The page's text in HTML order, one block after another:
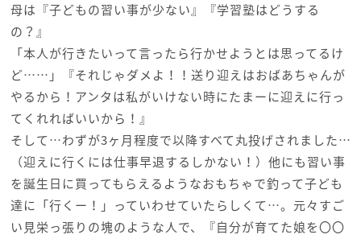
母は『子どもの習い事が少ない』『学習塾はどうする
の？』
「本人が行きたいって言ったら行かせようとは思ってるけ
ど……」『それじゃダメよ！！送り迎えはおばあちゃんが
やるから！アンタは私がいけない時にたまーに迎えに行っ
てくれればいいから！』
そして…わずが3ヶ月程度で以降すべて丸投げされました…
（迎えに行くには仕事早退するしかない！）他にも習い事
を誕生日に買ってもらえるようなおもちゃで釣って子ども
達に「行くー！」っていわせていたらしくて…。元々すご
い見栄っ張りの塊のような人で、『自分が育てた娘を〇〇